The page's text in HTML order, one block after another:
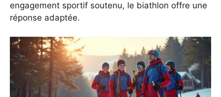
engagement sportif soutenu, le biathlon offre une
réponse adaptée.